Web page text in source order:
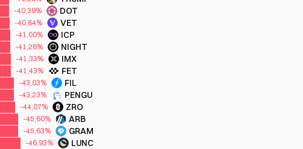
-40,39% DOT
-40,84% VET
-41,00% ICP
-41,26% NIGHT
-41,33% IMX
-41,43% FET
-43,03% FIL
-43,23% PENGU
-44,07% ZRO
-45,60% ARB
-45,63% GRAM
-46,93% LUNC